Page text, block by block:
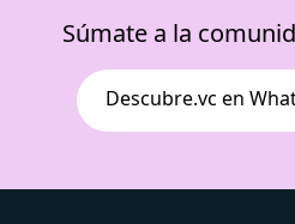
Súmate a la
Descubre.vc en